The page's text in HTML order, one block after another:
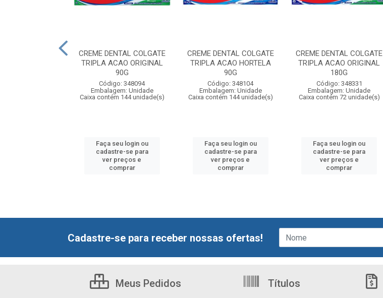
CREME DENTAL COLGATE
TRIPLA ACAO ORIGINAL
90G
Código: 348094
Embalagem: Unidade
Caixa contém 144 unidade(s)
Faça seu login ou
cadastre-se para
ver preços e
comprar
CREME DENTAL COLGATE
TRIPLA ACAO HORTELA
90G
Código: 348104
Embalagem: Unidade
Caixa contém 144 unidade(s)
Faça seu login ou
cadastre-se para
ver preços e
comprar
CREME DENTAL COLGATE
TRIPLA ACAO ORIGINAL
180G
Código: 348331
Embalagem: Unidade
Caixa contém 72 unidade(s)
Faça seu login ou
cadastre-se para
ver preços e
comprar
Cadastre-se para receber nossas ofertas!
Meus Pedidos Títulos